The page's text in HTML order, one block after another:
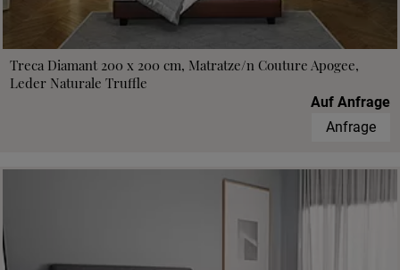
Treca Diamant 200 x 200 cm, Matratze/n Couture Apogee,
Leder Naturale Truffle
Auf Anfrage
Anfrage